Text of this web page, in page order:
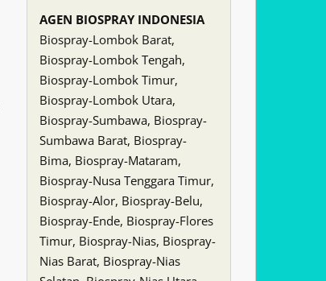
AGEN BIOSPRAY INDONESIA
Biospray-Lombok Barat,
Biospray-Lombok Tengah,
Biospray-Lombok Timur,
Biospray-Lombok Utara,
Biospray-Sumbawa, Biospray-
Sumbawa Barat, Biospray-
Bima, Biospray-Mataram,
Biospray-Nusa Tenggara Timur,
Biospray-Alor, Biospray-Belu,
Biospray-Ende, Biospray-Flores
Timur, Biospray-Nias, Biospray-
Nias Barat, Biospray-Nias